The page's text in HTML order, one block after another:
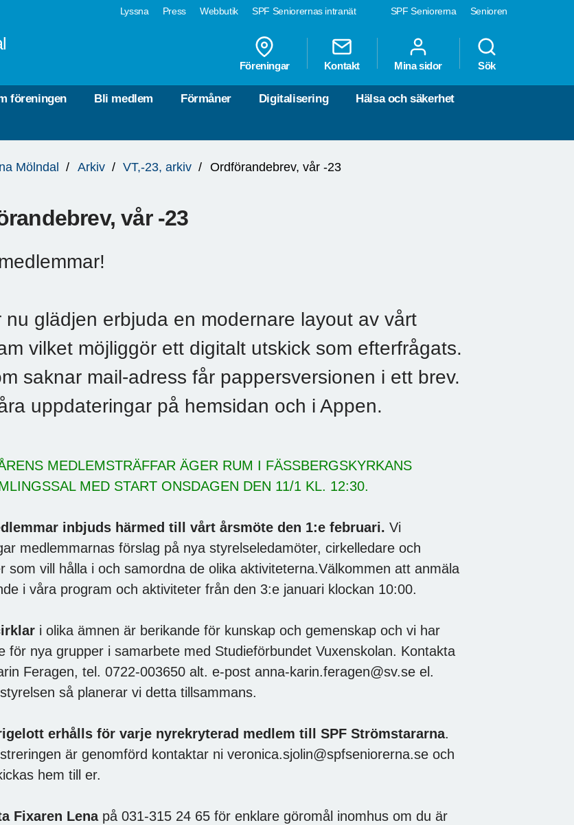
SPF Seniorerna Senioren
Lyssna Press Webbutik SPF Seniorernas intranät
Föreningar Kontakt Mina sidor Sök
föreningen Bli medlem Förmåner Digitalisering Hälsa och säkerhet
Mölndal Arkiv VT,-23, arkiv Ordförandebrev, vår -23
vår -23
nu glädjen erbjuda en modernare layout av vårt
vilket möjliggör ett digitalt utskick som efterfrågats.
saknar mail-adress får pappersversionen i ett brev.
uppdateringar på hemsidan och i Appen.
MEDLEMSTRÄFFAR ÄGER RUM I FÄSSBERGSKYRKANS
MED START ONSDAGEN DEN 11/1 KL. 12:30.
inbjuds härmed till vårt årsmöte den 1:e februari. Vi
medlemmarnas förslag på nya styrelseledamöter, cirkelledare och
som vill hålla i och samordna de olika aktiviteterna.Välkommen att anmäla
i våra program och aktiviteter från den 3:e januari klockan 10:00.
i olika ämnen är berikande för kunskap och gemenskap och vi har
för nya grupper i samarbete med Studieförbundet Vuxenskolan. Kontakta
Feragen, tel. 0722-003650 alt. e-post anna-karin.feragen@sv.se el.
så planerar vi detta tillsammans.
erhålls för varje nyrekryterad medlem till SPF Strömstararna.
är genomförd kontaktar ni veronica.sjolin@spfseniorerna.se och
hem till er.
Fixaren Lenapå 031-315 24 65 för enklare göromål inomhus om du är